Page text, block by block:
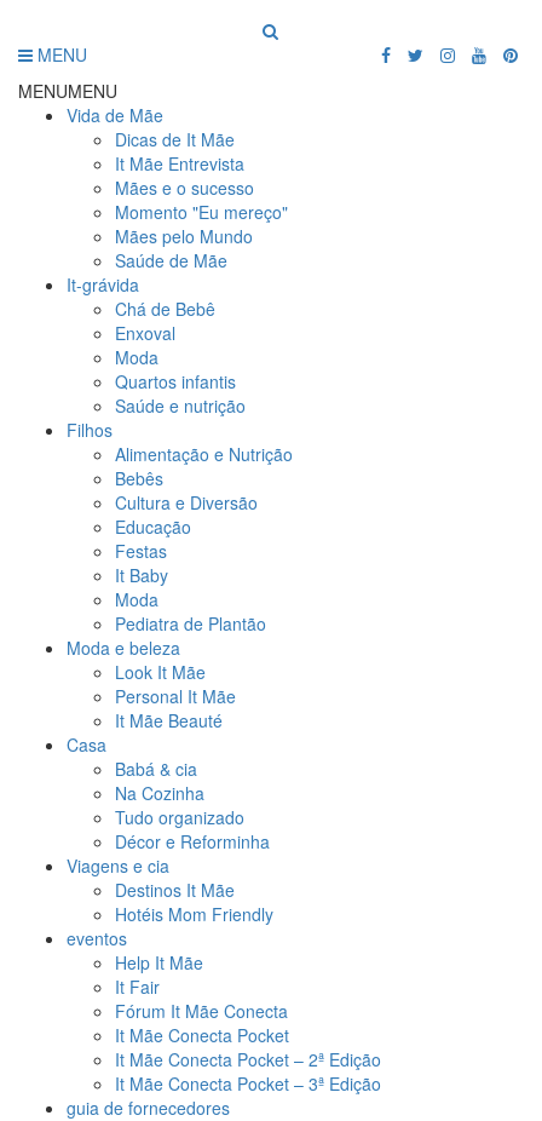
MENU
MENUMENU
Vida de Mãe
Dicas de It Mãe
It Mãe Entrevista
Mães e o sucesso
Momento "Eu mereço"
Mães pelo Mundo
Saúde de Mãe
It-grávida
Chá de Bebê
Enxoval
Moda
Quartos infantis
Saúde e nutrição
Filhos
Alimentação e Nutrição
Bebês
Cultura e Diversão
Educação
Festas
It Baby
Moda
Pediatra de Plantão
Moda e beleza
Look It Mãe
Personal It Mãe
It Mãe Beauté
Casa
Babá & cia
Na Cozinha
Tudo organizado
Décor e Reforminha
Viagens e cia
Destinos It Mãe
Hotéis Mom Friendly
eventos
Help It Mãe
It Fair
Fórum It Mãe Conecta
It Mãe Conecta Pocket
It Mãe Conecta Pocket – 2ª Edição
It Mãe Conecta Pocket – 3ª Edição
guia de fornecedores